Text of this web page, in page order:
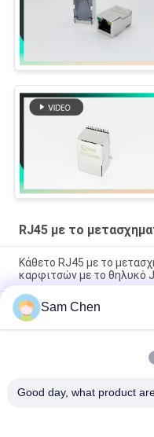
RJ45 με το
Κάθετο RJ45 με το
καρφιτσών με το θηλυκό
συνδετήρας Fpc Zif 10/
NL-μ των οδηγήσεων
Gree Rj45 με το
σωστής γωνίας Rj45
Sam Chen
Good day, what product